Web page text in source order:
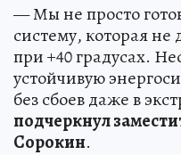
— Мы не просто
систему, которая
при +40 градусах.
устойчивую
без сбоев даже в
подчеркнул
Сорокин.